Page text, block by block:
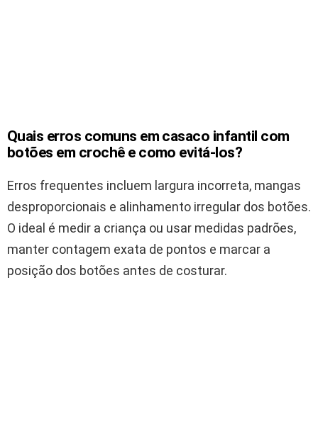
Quais erros comuns em casaco infantil com
botões em crochê e como evitá-los?
Erros frequentes incluem largura incorreta, mangas
desproporcionais e alinhamento irregular dos botões.
O ideal é medir a criança ou usar medidas padrões,
manter contagem exata de pontos e marcar a
posição dos botões antes de costurar.